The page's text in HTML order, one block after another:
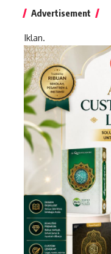
Advertisement
Iklan.